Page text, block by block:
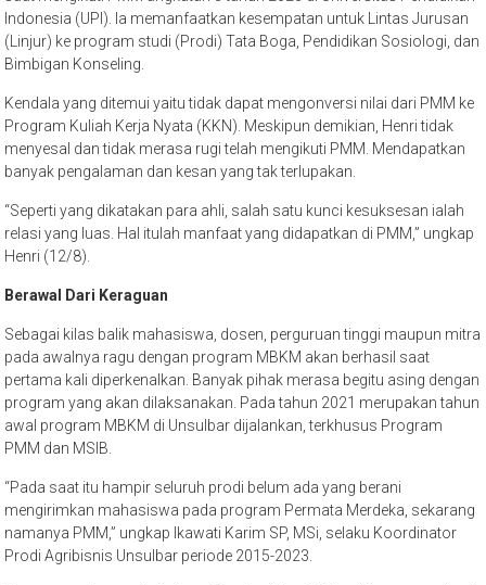
Indonesia (UPI). Ia memanfaatkan kesempatan untuk Lintas Jurusan
(Linjur) ke program studi (Prodi) Tata Boga, Pendidikan Sosiologi, dan
Bimbigan Konseling.
Kendala yang ditemui yaitu tidak dapat mengonversi nilai dari PMM ke
Program Kuliah Kerja Nyata (KKN). Meskipun demikian, Henri tidak
menyesal dan tidak merasa rugi telah mengikuti PMM. Mendapatkan
banyak pengalaman dan kesan yang tak terlupakan.
“Seperti yang dikatakan para ahli, salah satu kunci kesuksesan ialah
relasi yang luas. Hal itulah manfaat yang didapatkan di PMM,” ungkap
Henri (12/8).
Berawal Dari Keraguan
Sebagai kilas balik mahasiswa, dosen, perguruan tinggi maupun mitra
pada awalnya ragu dengan program MBKM akan berhasil saat
pertama kali diperkenalkan. Banyak pihak merasa begitu asing dengan
program yang akan dilaksanakan. Pada tahun 2021 merupakan tahun
awal program MBKM di Unsulbar dijalankan, terkhusus Program
PMM dan MSIB.
“Pada saat itu hampir seluruh prodi belum ada yang berani
mengirimkan mahasiswa pada program Permata Merdeka, sekarang
namanya PMM,” ungkap Ikawati Karim SP, MSi, selaku Koordinator
Prodi Agribisnis Unsulbar periode 2015-2023.